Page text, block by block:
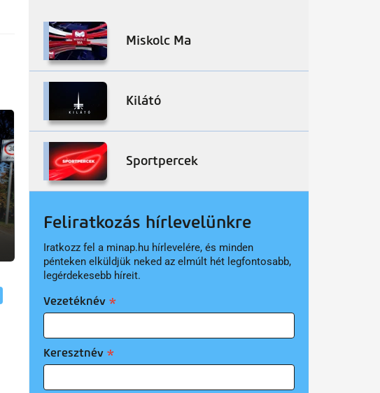
Miskolc Ma
Kilátó
Sportpercek
Feliratkozás hírlevelünkre
Iratkozz fel a minap.hu hírlevelére, és minden
pénteken elküldjük neked az elmúlt hét legfontosabb,
legérdekesebb híreit.
Vezetéknév
Keresztnév